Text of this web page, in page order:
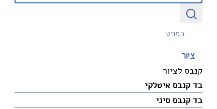
תפריט
ציור
קנבס לציור
בד קנבס איטלקי
בד קנבס סיני